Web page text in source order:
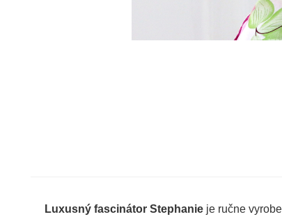
Luxusný fascinátor Stephanieje ručne